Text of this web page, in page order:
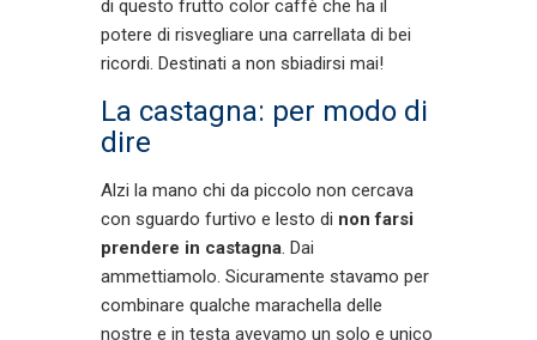
di questo frutto color caffè che ha il
potere di risvegliare una carrellata di bei
ricordi. Destinati a non sbiadirsi mai!
La castagna: per modo di
dire
Alzi la mano chi da piccolo non cercava
con sguardo furtivo e lesto di non farsi
prendere in castagna . Dai
ammettiamolo. Sicuramente stavamo per
combinare qualche marachella delle
nostre e in testa avevamo un solo e unico